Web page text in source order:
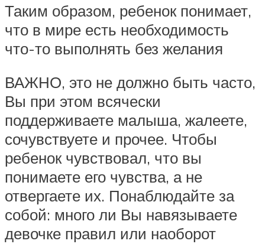
Таким образом, ребенок понимает,
что в мире есть необходимость
что-то выполнять без желания
ВАЖНО, это не должно быть часто,
Вы при этом всячески
поддерживаете малыша, жалеете,
сочувствуете и прочее. Чтобы
ребенок чувствовал, что вы
понимаете его чувства, а не
отвергаете их. Понаблюдайте за
собой: много ли Вы навязываете
девочке правил или наоборот